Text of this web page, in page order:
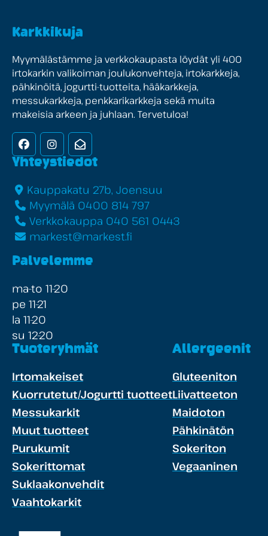
Karkkikuja
Myymälästämme ja verkkokaupasta löydät yli 400
irtokarkin valikoiman joulukonvehteja, irtokarkkeja,
pähkinöitä, jogurtti-tuotteita, hääkarkkeja,
messukarkkeja, penkkarikarkkeja sekä muita
makeisia arkeen ja juhlaan. Tervetuloa!
FacebookInstagramUutiskirje
Yhteystiedot
Kauppakatu 27b, Joensuu
Myymälä 0400 814 797
Verkkokauppa 040 561 0443
markest@markest.fi
Palvelemme
ma-to 11-20
pe 11-21
la 11-20
su 12-20
Tuoteryhmät
Irtomakeiset
Kuorrutetut/Jogurtti tuotteet
Messukarkit
Muut tuotteet
Purukumit
Sokerittomat
Suklaakonvehdit
Vaahtokarkit
Allergeenit
Gluteeniton
Liivatteeton
Maidoton
Pähkinätön
Sokeriton
Vegaaninen